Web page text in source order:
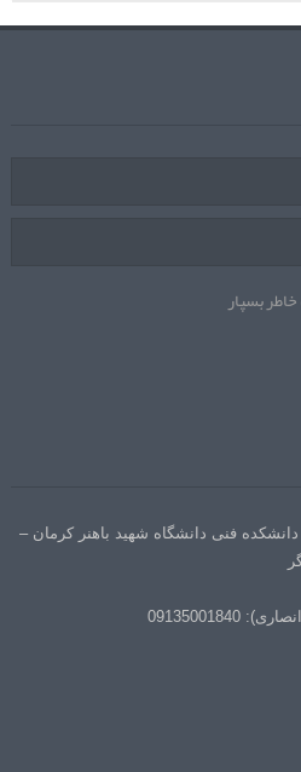
خاطر بسپار
فنی دانشگاه شهید باهنر کرمان –